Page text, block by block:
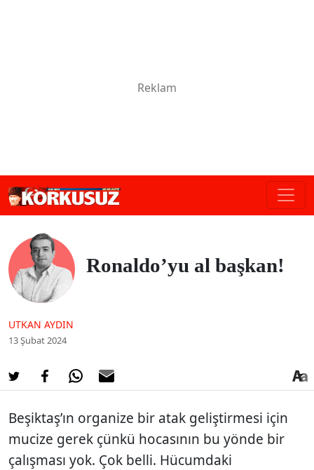
Ronaldo’yu al başkan!
UTKAN AYDIN
13 Şubat 2024
Beşiktaş’ın organize bir atak geliştirmesi için
mucize gerek çünkü hocasının bu yönde bir
çalışması yok. Çok belli. Hücumdaki